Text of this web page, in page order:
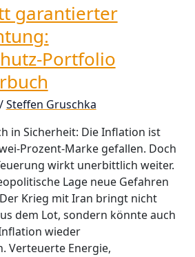
garantierter
Portfolio
Steffen Gruschka
in Sicherheit: Die Inflation ist
Prozent-Marke gefallen. Doch
wirkt unerbittlich weiter.
Lage neue Gefahren
Krieg mit Iran bringt nicht
dem Lot, sondern könnte auch
wieder
Verteuerte Energie,